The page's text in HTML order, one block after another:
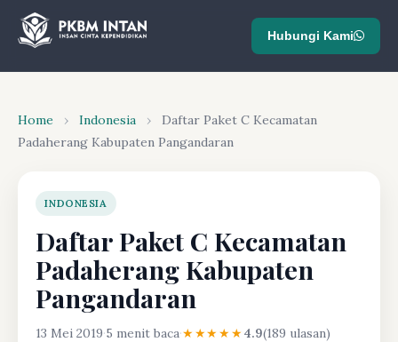
Hubungi Kami
Home › Indonesia ›
Daftar Paket C Kecamatan
Padaherang Kabupaten Pangandaran
INDONESIA
Daftar Paket C Kecamatan
Padaherang Kabupaten
Pangandaran
13 Mei 2019·5 menit baca·★★★★★4.9(189 ulasan)